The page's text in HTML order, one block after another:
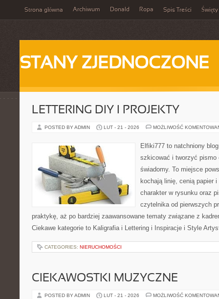
Strona główna Archiwum Donald Ropa Spis Treści Święty
STANY ZJEDNOCZONE
LETTERING DIY I PROJEKTY
POSTED BY ADMIN LUT - 21 - 2026 MOŻLIWOŚĆ
Elfiki777 to natchniony
szkicować i tworzyć pismo
świadomy. To miejsce
kochają linię, cenią papier i
charakter w rysunku oraz
czytelnika od pierwszych
praktykę, aż po bardziej zaawansowane tematy związane z
Ciekawe kategorie to Kaligrafia i Lettering i Inspiracje i Style
CATEGORIES: NIERUCHOMOŚCI
CIEKAWOSTKI MUZYCZNE
POSTED BY ADMIN LUT - 21 - 2026 MOŻLIWOŚĆ